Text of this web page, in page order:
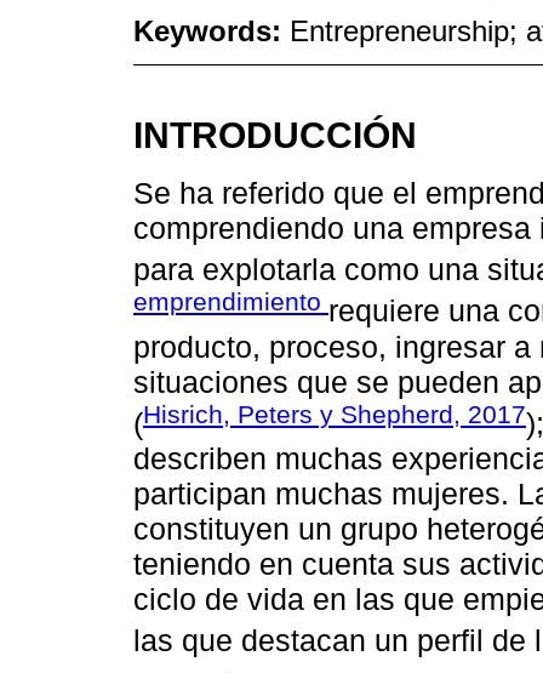
Keywords: Entrepreneurship;
INTRODUCCIÓN
Se ha referido que el
comprendiendo una
para explotarla como una
emprendimiento requiere una
producto, proceso, ingresar
situaciones que se pueden
(Hisrich, Peters y Shepherd, 2017
describen muchas
participan muchas mujeres.
constituyen un grupo
teniendo en cuenta sus
ciclo de vida en las que
las que destacan un perfil de